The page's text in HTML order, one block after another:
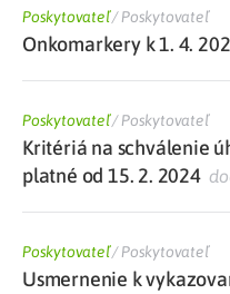
Poskytovateľ/Poskytovateľ
Onkomarkery k 1. 4.
Poskytovateľ/Poskytovateľ
Kritériá na schválenie
platné od 15. 2. 2024
Poskytovateľ/Poskytovateľ
Usmernenie k